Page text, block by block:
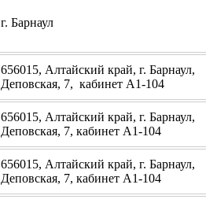
г. Барнаул
656015, Алтайский край, г. Барнаул,
Деповская, 7, кабинет А1-104
656015, Алтайский край, г. Барнаул,
Деповская, 7, кабинет А1-104
656015, Алтайский край, г. Барнаул,
Деповская, 7, кабинет А1-104